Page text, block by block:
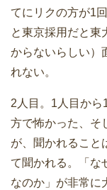
てにリクの方が1
と東京採用だと東
からないらしい）
れない。
2人目。1人目から
方で怖かった、そ
が、聞かれること
て聞かれる。「な
なのか」が非常に